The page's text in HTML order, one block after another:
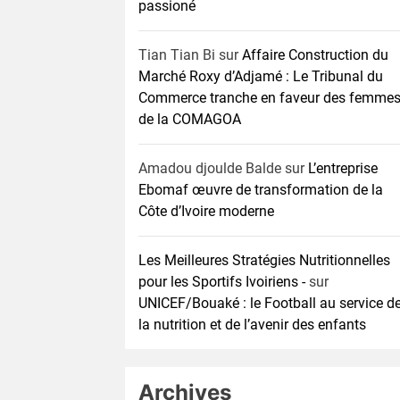
passioné
Tian Tian Bi surAffaire Construction du
Marché Roxy d’Adjamé : Le Tribunal du
Commerce tranche en faveur des femmes
de la COMAGOA
Amadou djoulde Balde sur L’entreprise
Ebomaf œuvre de transformation de la
Côte d’Ivoire moderne
Les Meilleures Stratégies Nutritionnelles
pour les Sportifs Ivoiriens -sur
UNICEF/Bouaké : le Football au service
la nutrition et de l’avenir des enfants
Archives